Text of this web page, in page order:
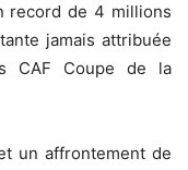
record de 4 millions
jamais attribuée
CAF Coupe de la
un affrontement de